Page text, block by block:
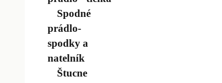
Spodné
prádlo-
spodky a
natelník
Štucne